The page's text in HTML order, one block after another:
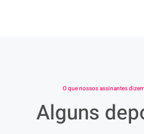
O que nossos assinantes
Alguns